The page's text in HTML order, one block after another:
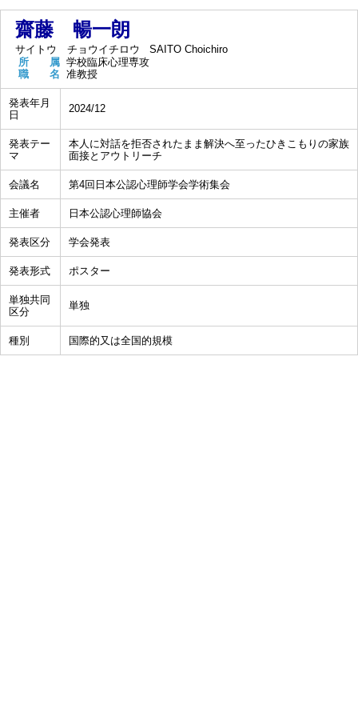
齋藤 暢一朗
サイトウ チョウイチロウ
SAITO Choichiro
所 属 学校臨床心理専攻
職 名 准教授
発表年月
日
2024/12
発表テー
マ
本人に対話を拒否されたまま解決へ至ったひきこもりの家族
面接とアウトリーチ
会議名 第4回日本公認心理師学会学術集会
主催者 日本公認心理師協会
発表区分 学会発表
発表形式 ポスター
単独共同
区分
単独
種別 国際的又は全国的規模